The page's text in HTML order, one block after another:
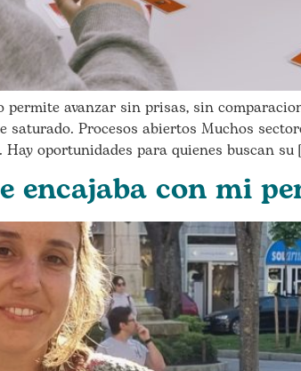
avanzar sin prisas, sin
Procesos abiertos Muchos
oportunidades para quienes buscan su
encajaba con mi